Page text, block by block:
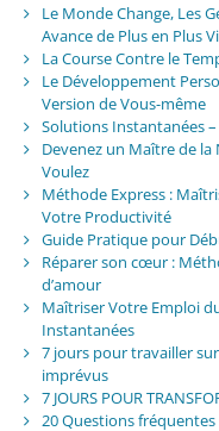
Le Monde Change, Les
Avance de Plus en Plus
La Course Contre le
Le Développement
Version de Vous-même
Solutions Instantanées
Devenez un Maître de
Voulez
Méthode Express :
Votre Productivité
Guide Pratique pour
Réparer son cœur :
d’amour
Maîtriser Votre Emploi
Instantanées
7 jours pour travailler
imprévus
7 JOURS POUR
20 Questions